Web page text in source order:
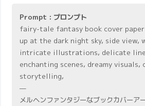
Prompt : プロンプト
fairy-tale fantasy book cover
up at the dark night sky, side view,
intricate illustrations, delicate
enchanting scenes, dreamy
storytelling,
—
メルヘンファンタジーなブックカバーア